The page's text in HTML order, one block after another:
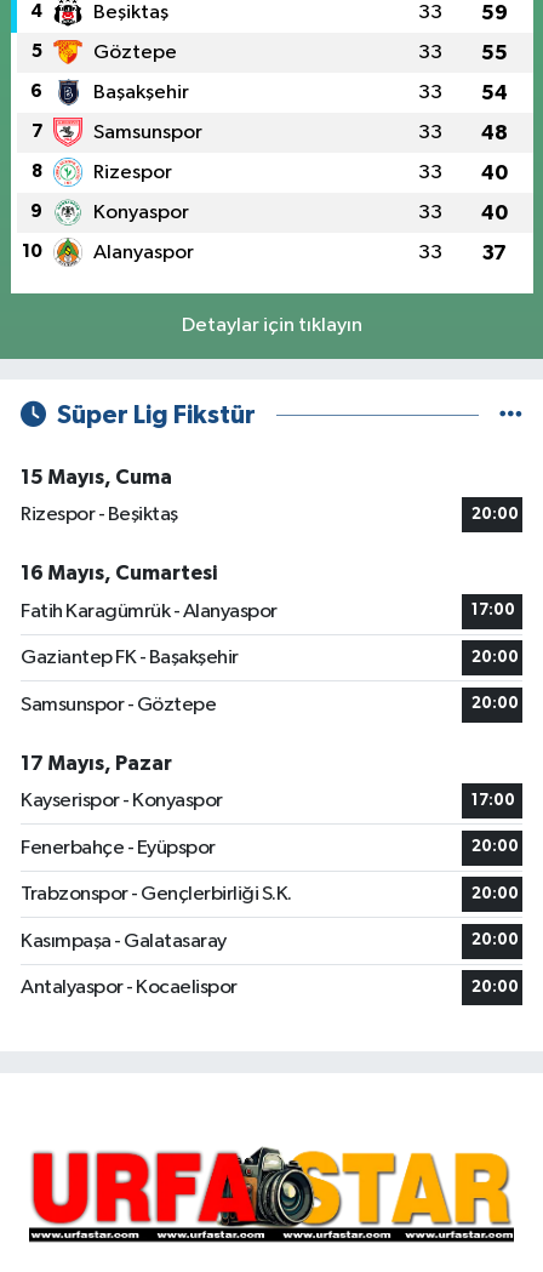
4 Beşiktaş 33 59
5 Göztepe 33 55
6 Başakşehir 33 54
7 Samsunspor 33 48
8 Rizespor 33 40
9 Konyaspor 33 40
10 Alanyaspor 33 37
Detaylar için tıklayın
Süper Lig Fikstür
15 Mayıs, Cuma
Rizespor - Beşiktaş
20:00
16 Mayıs, Cumartesi
Fatih Karagümrük - Alanyaspor
17:00
Gaziantep FK - Başakşehir 20:00
Samsunspor - Göztepe 20:00
17 Mayıs, Pazar
Kayserispor - Konyaspor
17:00
Fenerbahçe - Eyüpspor 20:00
Trabzonspor - Gençlerbirliği S.K. 20:00
Kasımpaşa - Galatasaray 20:00
Antalyaspor - Kocaelispor 20:00